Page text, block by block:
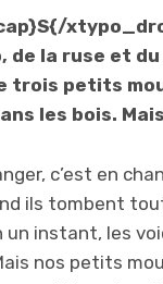
de la ruse et
trois petits
les bois.
c’est en
ils tombent
un instant, les
nos petits